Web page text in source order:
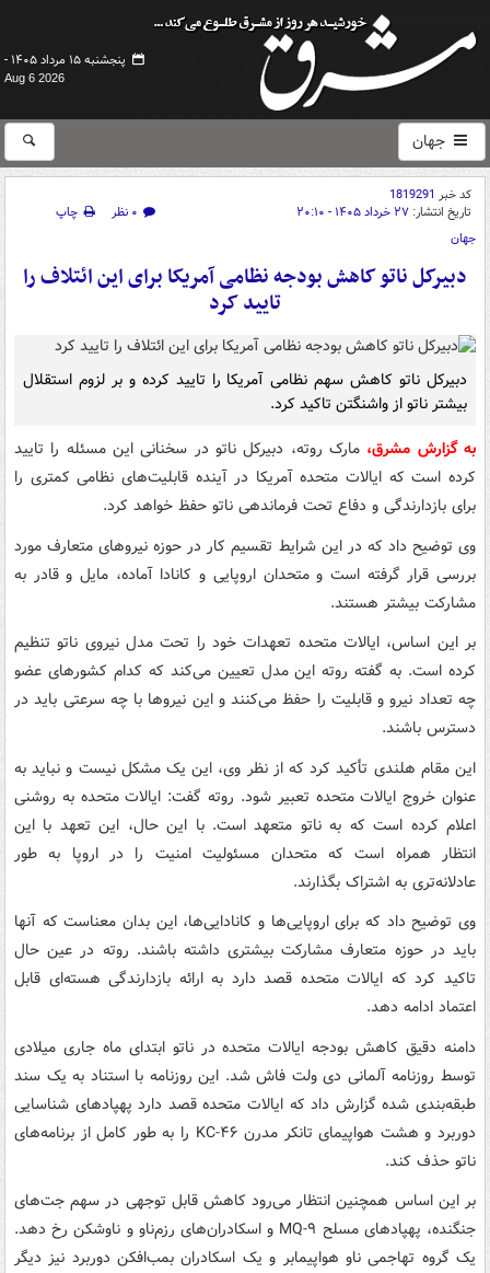
پنجشنبه ۱۵ مرداد ۱۴۰۵ -
Aug 6 2026
جهان
کد خبر 1819291
تاریخ انتشار: ۲۷ خرداد ۱۴۰۵ - ۲۰:۱۰ ۰ نظر
چاپ
جهان
دبیرکل ناتو کاهش بودجه نظامی آمریکا برای این ائتلاف را
تایید کرد
دبیرکل ناتو کاهش سهم نظامی آمریکا را تایید کرده و بر لزوم استقلال
بیشتر ناتو از واشنگتن تاکید کرد.
به گزارش مشرق، مارک روته، دبیرکل ناتو در سخنانی این مسئله را تایید
کرده است که ایالات متحده آمریکا در آینده قابلیت‌های نظامی کمتری را
برای بازدارندگی و دفاع تحت فرماندهی ناتو حفظ خواهد کرد.
وی توضیح داد که در این شرایط تقسیم کار در حوزه نیروهای متعارف مورد
بررسی قرار گرفته است و متحدان اروپایی و کانادا آماده، مایل و قادر به
مشارکت بیشتر هستند.
بر این اساس، ایالات متحده تعهدات خود را تحت مدل نیروی ناتو تنظیم
کرده است. به گفته روته این مدل تعیین می‌کند که کدام کشورهای عضو
چه تعداد نیرو و قابلیت را حفظ می‌کنند و این نیروها با چه سرعتی باید در
دسترس باشند.
این مقام هلندی تأکید کرد که از نظر وی، این یک مشکل نیست و نباید به
عنوان خروج ایالات متحده تعبیر شود. روته گفت: ایالات متحده به روشنی
اعلام کرده است که به ناتو متعهد است. با این حال، این تعهد با این
انتظار همراه است که متحدان مسئولیت امنیت را در اروپا به طور
عادلانه‌تری به اشتراک بگذارند.
وی توضیح داد که برای اروپایی‌ها و کانادایی‌ها، این بدان معناست که آنها
باید در حوزه متعارف مشارکت بیشتری داشته باشند. روته در عین حال
تاکید کرد که ایالات متحده قصد دارد به ارائه بازدارندگی هسته‌ای قابل
اعتماد ادامه دهد.
دامنه دقیق کاهش بودجه ایالات متحده در ناتو ابتدای ماه جاری میلادی
توسط روزنامه آلمانی دی ولت فاش شد. این روزنامه با استناد به یک سند
طبقه‌بندی شده گزارش داد که ایالات متحده قصد دارد پهپادهای شناسایی
دوربرد و هشت هواپیمای تانکر مدرن KC-۴۶ را به طور کامل از برنامه‌های
ناتو حذف کند.
بر این اساس همچنین انتظار می‌رود کاهش قابل توجهی در سهم جت‌های
جنگنده، پهپادهای مسلح MQ-۹ و اسکادران‌های رزم‌ناو و ناوشکن رخ دهد.
یک گروه تهاجمی ناو هواپیمابر و یک اسکادران بمب‌افکن دوربرد نیز دیگر